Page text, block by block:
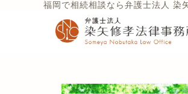
福岡で相続相談なら弁護士法人 染